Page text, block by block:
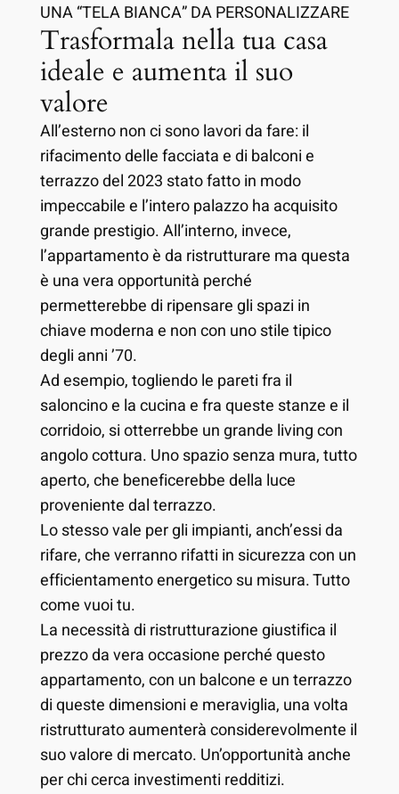
UNA “TELA BIANCA” DA PERSONALIZZARE
Trasformala nella tua casa
ideale e aumenta il suo
valore
All’esterno non ci sono lavori da fare: il
rifacimento delle facciata e di balconi e
terrazzo del 2023 stato fatto in modo
impeccabile e l’intero palazzo ha acquisito
grande prestigio. All’interno, invece,
l’appartamento è da ristrutturare ma questa
è una vera opportunità perché
permetterebbe di ripensare gli spazi in
chiave moderna e non con uno stile tipico
degli anni ’70.
Ad esempio, togliendo le pareti fra il
saloncino e la cucina e fra queste stanze e il
corridoio, si otterrebbe un grande living con
angolo cottura. Uno spazio senza mura, tutto
aperto, che beneficerebbe della luce
proveniente dal terrazzo.
Lo stesso vale per gli impianti, anch’essi da
rifare, che verranno rifatti in sicurezza con un
efficientamento energetico su misura. Tutto
come vuoi tu.
La necessità di ristrutturazione giustifica il
prezzo da vera occasione perché questo
appartamento, con un balcone e un terrazzo
di queste dimensioni e meraviglia, una volta
ristrutturato aumenterà considerevolmente il
suo valore di mercato. Un’opportunità anche
per chi cerca investimenti redditizi.